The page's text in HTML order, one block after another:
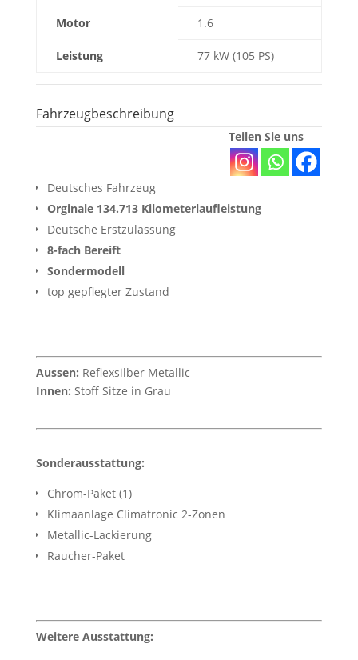
Motor 1.6
Leistung 77 kW (105 PS)
Fahrzeugbeschreibung
Teilen Sie uns
Deutsches Fahrzeug
Orginale 134.713 Kilometerlaufleistung
Deutsche Erstzulassung
8-fach Bereift
Sondermodell
top gepflegter Zustand
Aussen: Reflexsilber Metallic
Innen: Stoff Sitze in Grau
Sonderausstattung:
Chrom-Paket (1)
Klimaanlage Climatronic 2-Zonen
Metallic-Lackierung
Raucher-Paket
Weitere Ausstattung: